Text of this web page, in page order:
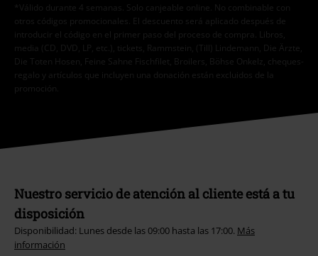
*Válido durante 4 semanas. Solo canjeable online. No combinable con
otros códigos promocionales. El descuento será aplicado después de
introducir el código en el primer paso del proceso de compra. Libros,
media (CD, DVD, LP, etc.), tickets, Rammstein, (Till) Lindemann, Die Ärzte,
Die Toten Hosen, Feine Sahne Fischfilet, Broilers, Böhse Onkelz, cheques-
regalo y artículos que incluyen una donación están excluidos de la
promoción.
Nuestro servicio de atención al cliente está a tu
disposición
Disponibilidad: Lunes desde las 09:00 hasta las 17:00. Más
información